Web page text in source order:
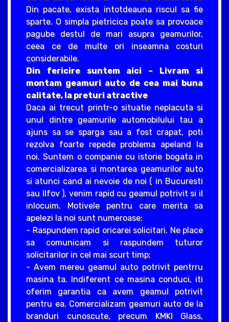
Din pacate, exista intotdeauna riscul sa fie
sparte. O simpla pietricica poate sa provoace
pagube destul de mari asupra geamurilor,
ceea ce de multe ori inseamna costuri
considerabile.
Din fericire suntem aici – Livram si
montam geamuri auto de cea mai buna
calitate, la preturi atractive
Daca ai trecut printr-o situatie neplacuta si
unul dintre geamurile automobilului tau a
ajuns sa se sparga sau a fost crapat, poti
rezolva foarte repede problema apeland la
noi. Suntem o companie cu istorie bogata in
comercializarea si montarea geamurilor auto
si atunci cand ai nevoie de noi ( in Bucuresti
sau Ilfov ), venim rapid cu geamul potrivit si il
inlocuim. Motivele pentru care merita sa
apelezi la noi sunt numeroase:
- Raspundem rapid oricarei solicitari. Ne place
sa comunicam si raspundem tuturor
solicitarilor in cel mai scurt timp;
- Avem mereu geamul auto potrivit pentrru
masina ta. Indiferent ce masina conduci, iti
oferim garantia ca avem geamul potrivit
pentru ea. Comercializam geamuri auto de la
branduri cunoscute, precum KMKI Glass,